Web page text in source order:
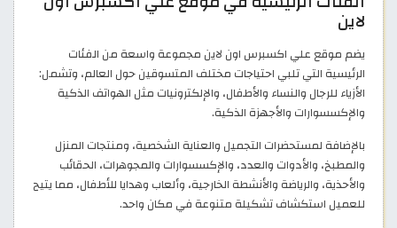
لاين
يضم موقع علي اكسبرس اون لاين مجموعة واسعة من الفئات
الرئيسية التي تلبي احتياجات مختلف المتسوقين حول العالم، وتشمل:
الأزياء للرجال والنساء والأطفال، والإلكترونيات مثل الهواتف الذكية
والإكسسوارات والأجهزة الذكية.
بالإضافة لمستحضرات التجميل والعناية الشخصية، ومنتجات المنزل
والمطبخ، والأدوات والعدد، والإكسسوارات والمجوهرات، الحقائب
والأحذية، والرياضة والأنشطة الخارجية، وألعاب وهدايا للأطفال، مما يتيح
للعميل استكشاف تشكيلة متنوعة في مكان واحد.